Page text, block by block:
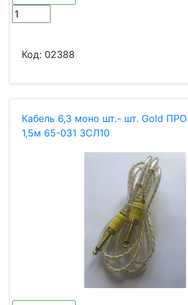
Код: 02388
Кабель 6,3 моно шт.- шт. Gold
1,5м 65-031 ЗСЛ10